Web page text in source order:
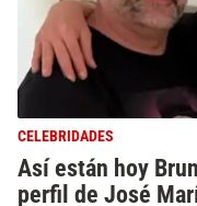
CELEBRIDADES
Así están hoy
perfil de José